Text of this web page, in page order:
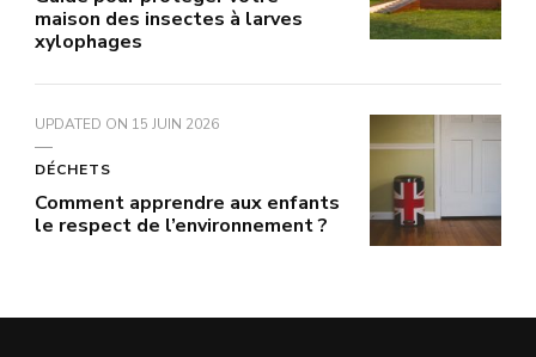
maison des insectes à larves
xylophages
UPDATED ON 15 JUIN 2026
DÉCHETS
Comment apprendre aux enfants
le respect de l’environnement ?